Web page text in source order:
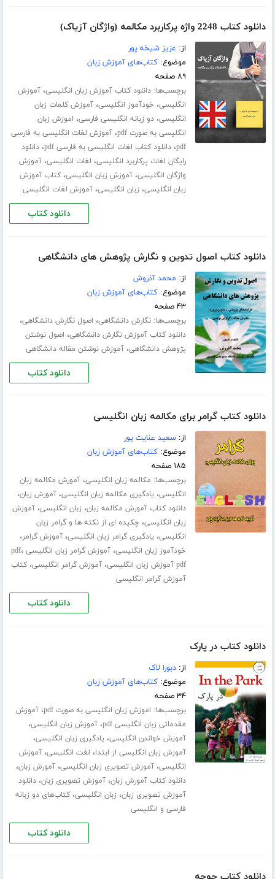
دانلود کتاب 2248 واژه پرکاربرد مکالمه (واژگان آزیاک)
از: عزیز شیخه پور
موضوع:کتاب‌های آموزش زبان
۸۹ صفحه
برچسب‌ها:دانلود کتاب آموزش زبان انگلیسی،آموزش
انگلیسی، خودآموز انگلیسی،آموزش کلمات زبان
انگلیسی،دو زبانه انگلیسی فارسی، اموزش زبان
انگلیسی به صورت pdf
،آموزش لغات انگلیسی به فارسی
pdf،دانلود کتاب لغات انگلیسی به فارسی pdf ،دانلود
رایگان لغات پرکاربرد انگلیسی، لغات انگلیسی،آموزش
واژگان انگلیسی،آموزش زبان انگلیسی،کتاب آموزش
زبان انگلیسی، زبان انگلیسی،آموزش لغات انگلیسی
دانلود کتاب
دانلود کتاب اصول تدوین و نگارش پژوهش های دانشگاهی
از: محمد آذروش
موضوع:کتاب‌های آموزش زبان
۴۳ صفحه
برچسب‌ها:نگارش دانشگاهی، اصول نگارش دانشگاهی،
دانلود کتاب آموزش نگارش دانشگاهی، اصول نوشتن
پژوهش دانشگاهی،آموزش نوشتن مقاله دانشگاهی
دانلود کتاب
دانلود کتاب گرامر برای مکالمه زبان انگلیسی
از:سعید عنایت پور
موضوع:کتاب‌های آموزش زبان
۱۸۵ صفحه
برچسب‌ها: مکالمه زبان انگلیسی،آمورش مکالمه زبان
انگلیسی، یادگیری مکالمه زبان انگلیسی،آمورش زبان،
دانلود کتاب آمورش مکالمه زبان، زبان انگلیسی،آموزش
زبان انگلیسی، چکیده ای از نکته ها و گرامر زبان
انگلیسی، یادگیری گرامر زبان انگلیسی،آموزش گرامر،
خودآموز زبان انگلیسی،آموزش گرامر زبان انگلیسی pdf ،
pdf آموزش زبان انگلیسی ،آموزش گرامر انگلیسی،کتاب
آموزش گرامر انگلیسی
دانلود کتاب
دانلود کتاب در پارک
از:دبورا لاک
موضوع:کتاب‌های آموزش زبان
۳۴ صفحه
برچسب‌ها: اموزش زبان انگلیسی به صورت pdf ،آموزش
مقدماتی زبان انگلیسی pdf
،آموزش زبان انگلیسی،
آموزش خواندن انگلیسی، یادگیری زبان انگلیسی،
آموزش زبان انگلیسی از ابتدا، لغت انگلیسی،آموزش
انگلیسی،آموزش تصویری زبان انگلیسی،آمورش زبان،
دانلود کتاب آمورش زبان،آموزش تصویری زبان،دانلود
آموزش تصویری زبان، زبان انگلیسی،کتاب‌های دو زبانه
فارسی و انگلیسی
دانلود کتاب